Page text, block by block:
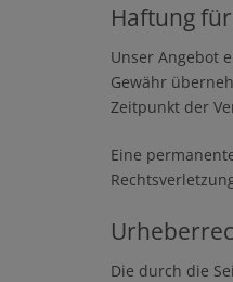
Haftung
Unser Angebot
Gewähr
Zeitpunkt der
Eine
Die durch die